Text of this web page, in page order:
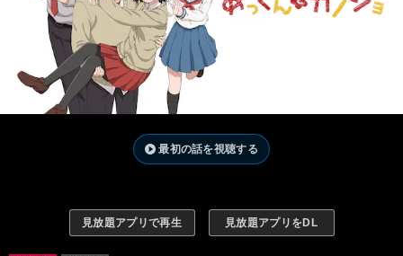
最初の話を視聴する
見放題アプリで再生 見放題アプリをDL